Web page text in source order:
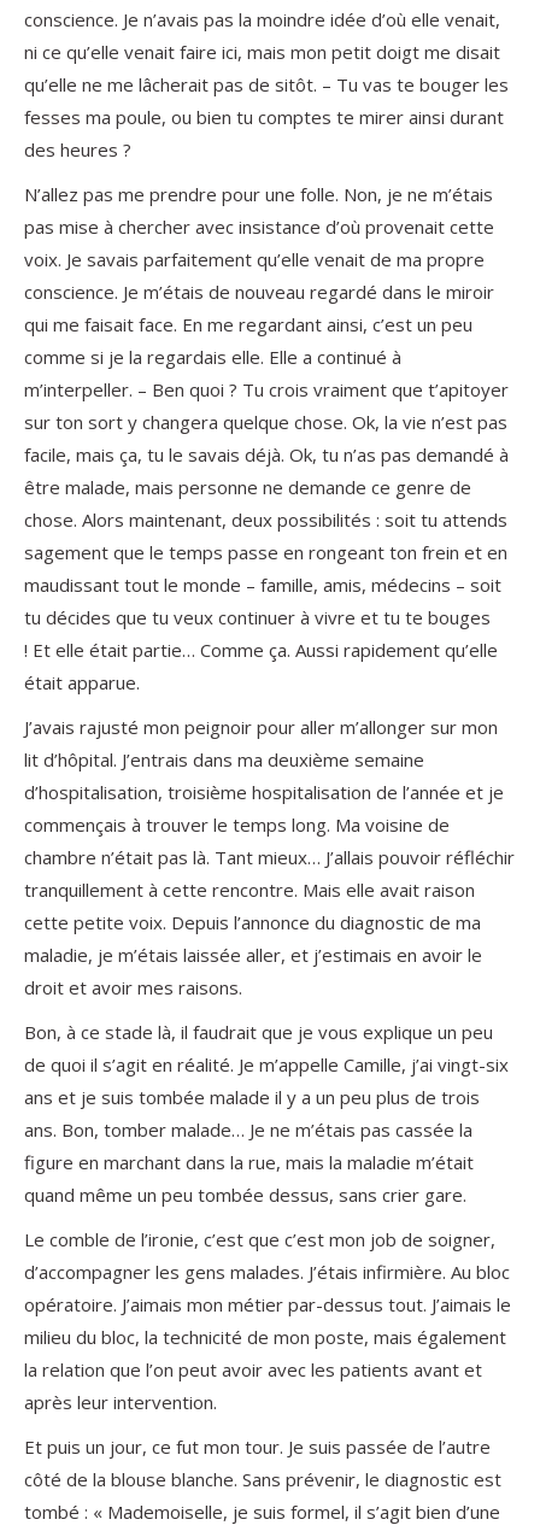
conscience. Je n’avais pas la moindre idée d’où elle venait,
ni ce qu’elle venait faire ici, mais mon petit doigt me disait
qu’elle ne me lâcherait pas de sitôt. – Tu vas te bouger les
fesses ma poule, ou bien tu comptes te mirer ainsi durant
des heures ?
N’allez pas me prendre pour une folle. Non, je ne m’étais
pas mise à chercher avec insistance d’où provenait cette
voix. Je savais parfaitement qu’elle venait de ma propre
conscience. Je m’étais de nouveau regardé dans le miroir
qui me faisait face. En me regardant ainsi, c’est un peu
comme si je la regardais elle. Elle a continué à
m’interpeller. – Ben quoi ? Tu crois vraiment que t’apitoyer
sur ton sort y changera quelque chose. Ok, la vie n’est pas
facile, mais ça, tu le savais déjà. Ok, tu n’as pas demandé à
être malade, mais personne ne demande ce genre de
chose. Alors maintenant, deux possibilités : soit tu attends
sagement que le temps passe en rongeant ton frein et en
maudissant tout le monde – famille, amis, médecins – soit
tu décides que tu veux continuer à vivre et tu te bouges
! Et elle était partie… Comme ça. Aussi rapidement qu’elle
était apparue.
J’avais rajusté mon peignoir pour aller m’allonger sur mon
lit d’hôpital. J’entrais dans ma deuxième semaine
d’hospitalisation, troisième hospitalisation de l’année et je
commençais à trouver le temps long. Ma voisine de
chambre n’était pas là. Tant mieux… J’allais pouvoir réfléchir
tranquillement à cette rencontre. Mais elle avait raison
cette petite voix. Depuis l’annonce du diagnostic de ma
maladie, je m’étais laissée aller, et j’estimais en avoir le
droit et avoir mes raisons.
Bon, à ce stade là, il faudrait que je vous explique un peu
de quoi il s’agit en réalité. Je m’appelle Camille, j’ai vingt-six
ans et je suis tombée malade il y a un peu plus de trois
ans. Bon, tomber malade… Je ne m’étais pas cassée la
figure en marchant dans la rue, mais la maladie m’était
quand même un peu tombée dessus, sans crier gare.
Le comble de l’ironie, c’est que c’est mon job de soigner,
d’accompagner les gens malades. J’étais infirmière. Au bloc
opératoire. J’aimais mon métier par-dessus tout. J’aimais le
milieu du bloc, la technicité de mon poste, mais également
la relation que l’on peut avoir avec les patients avant et
après leur intervention.
Et puis un jour, ce fut mon tour. Je suis passée de l’autre
côté de la blouse blanche. Sans prévenir, le diagnostic est
tombé : « Mademoiselle, je suis formel, il s’agit bien d’une